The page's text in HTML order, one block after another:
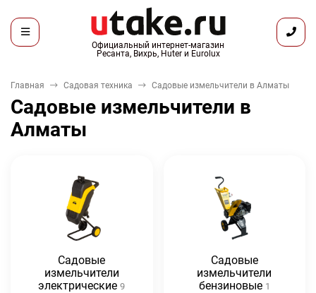
Официальный интернет-магазин
Ресанта, Вихрь, Huter и Eurolux
Главная Садовая техника Садовые измельчители в Алматы
Садовые измельчители в
Алматы
Садовые
измельчители
электрические 9
Садовые
измельчители
бензиновые 1